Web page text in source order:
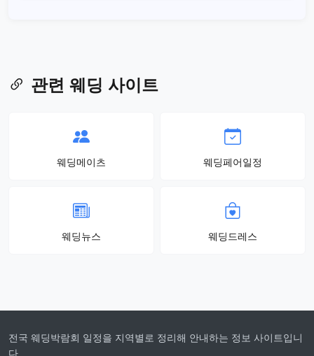
관련 웨딩 사이트
웨딩메이츠 웨딩페어일정
웨딩뉴스 웨딩드레스
전국 웨딩박람회 일정을 지역별로 정리해 안내하는 정보 사이트입니
다.